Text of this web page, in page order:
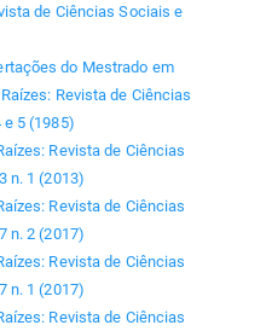
de Ciências Sociais e
do Mestrado em
Raízes: Revista de Ciências
5 (1985)
Revista de Ciências
n. 1 (2013)
Revista de Ciências
n. 2 (2017)
Revista de Ciências
n. 1 (2017)
Revista de Ciências